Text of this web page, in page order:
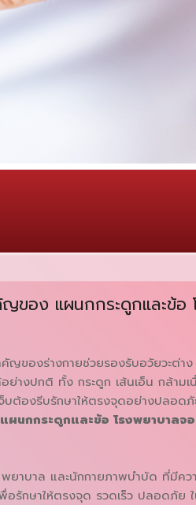
ของ แผนกกระดูกและข้อ
คัญของร่างกายช่วยรองรับอวัยวะต่า
างปกติ ทั้ง กระดูก เส้นเอ็น กล้ามเ
ต้องรีบรักษาให้ตรงจุดอย่างปลอด
แผนกกระดูกและข้อ โรงพยาบาลจ
ยาบาล และนักกายภาพบำบัด ที่มีค
รักษาให้ตรงจุด รวดเร็ว ปลอดภัย ใ